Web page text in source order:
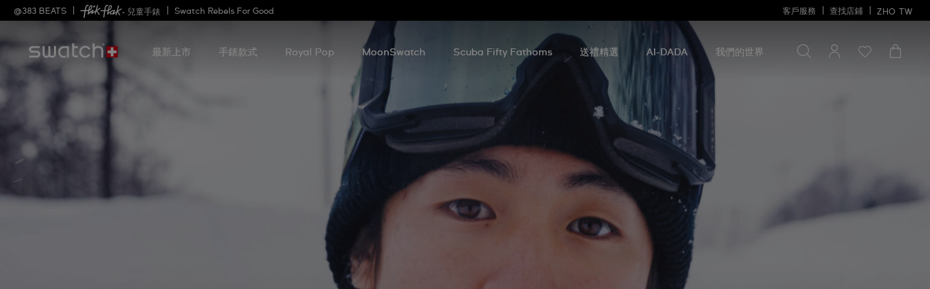
@383 BEATS - 兒童手錶 Swatch Rebels For Good 客戶服務 查找店鋪 ZHO TW
最新上市 手錶款式 Royal Pop MoonSwatch Scuba Fifty Fathoms 送禮精選 AI-DADA 我們的世界
找
商
尋找商品